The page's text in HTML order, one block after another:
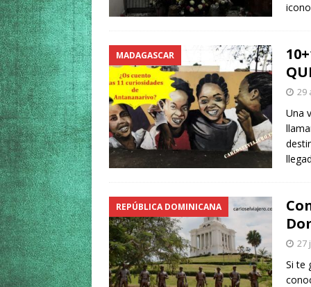
MADAGASCAR
29
Una
REPÚBLICA DOMINICANA
27
Si te